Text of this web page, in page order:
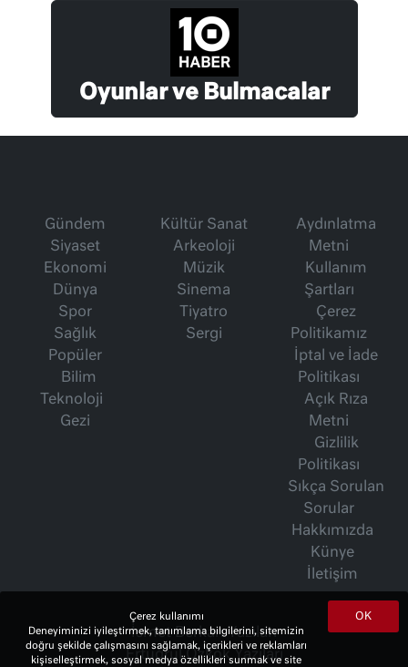
Oyunlar ve Bulmacalar
Gündem
Siyaset
Ekonomi
Dünya
Spor
Sağlık
Popüler
Bilim
Teknoloji
Gezi
Kültür Sanat
Arkeoloji
Müzik
Sinema
Tiyatro
Sergi
Aydınlatma
Metni
Kullanım
Şartları
Çerez
Politikamız
İptal ve İade
Politikası
Açık Rıza
Metni
Gizlilik
Politikası
Sıkça Sorulan
Sorular
Hakkımızda
Künye
İletişim
İsmet Berkan Yazıları
Ertuğrul Özkök Yazıları
OK
Çerez kullanımı
Deneyiminizi iyileştirmek, tanımlama bilgilerini, sitemizin
doğru şekilde çalışmasını sağlamak, içerikleri ve reklamları
kişiselleştirmek, sosyal medya özellikleri sunmak ve site